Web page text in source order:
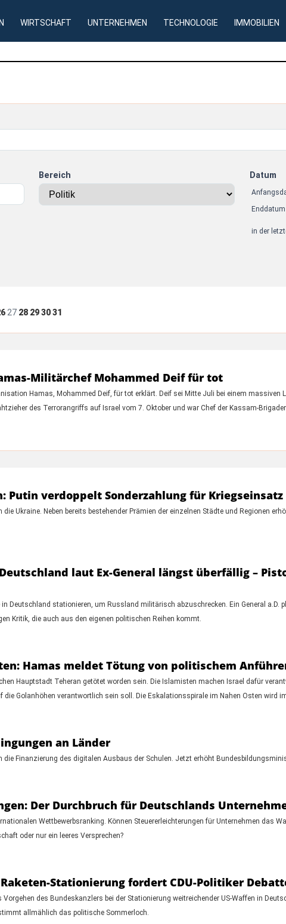
WIRTSCHAFT UNTERNEHMEN TECHNOLOGIE IMMOBILIEN
Bereich Datum
Enddatum
in der
27 28 293031
Militärchef Mohammed Deif für tot
Hamas, Mohammed Deif, für tot erklärt. Deif sei Mitte Juli bei einem
des Terrorangriffs auf Israel vom 7. Oktober und war Chef der Kassam-
Putin verdoppelt Sonderzahlung für Kriegseinsatz
Ukraine. Neben bereits bestehender Prämien der einzelnen Städte und Regionen
laut Ex-General längst überfällig –
Deutschland stationieren, um Russland militärisch abzuschrecken. Ein General a.D.
Kritik, die auch aus den eigenen politischen Reihen kommt.
Hamas meldet Tötung von politischem
Hauptstadt Teheran getötet worden sein. Die Islamisten machen Israel dafür
Golanhöhen verantwortlich sein soll. Die Eskalationsspirale im Nahen Osten wird
an Länder
Finanzierung des digitalen Ausbaus der Schulen. Jetzt erhöht
Der Durchbruch für Deutschlands
Wettbewerbsranking. Können Steuererleichterungen für Unternehmen das
oder nur ein leeres Versprechen?
Stationierung fordert CDU-Politiker
Vorgehen des Bundeskanzlers bei der Stationierung weitreichender US-Waffen in
allmählich das politische Sommerloch.